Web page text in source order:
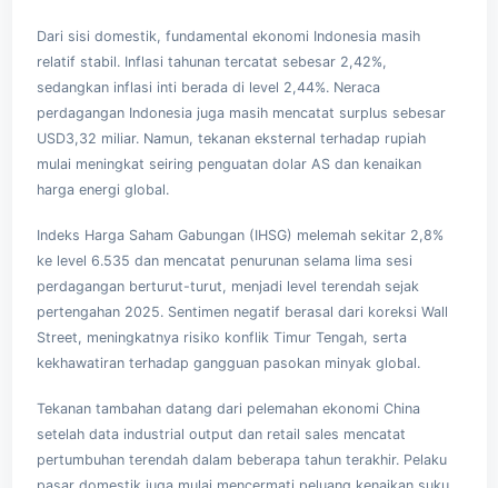
Dari sisi domestik, fundamental ekonomi Indonesia masih
relatif stabil. Inflasi tahunan tercatat sebesar 2,42%,
sedangkan inflasi inti berada di level 2,44%. Neraca
perdagangan Indonesia juga masih mencatat surplus sebesar
USD3,32 miliar. Namun, tekanan eksternal terhadap rupiah
mulai meningkat seiring penguatan dolar AS dan kenaikan
harga energi global.
Indeks Harga Saham Gabungan (IHSG) melemah sekitar 2,8%
ke level 6.535 dan mencatat penurunan selama lima sesi
perdagangan berturut-turut, menjadi level terendah sejak
pertengahan 2025. Sentimen negatif berasal dari koreksi Wall
Street, meningkatnya risiko konflik Timur Tengah, serta
kekhawatiran terhadap gangguan pasokan minyak global.
Tekanan tambahan datang dari pelemahan ekonomi China
setelah data industrial output dan retail sales mencatat
pertumbuhan terendah dalam beberapa tahun terakhir. Pelaku